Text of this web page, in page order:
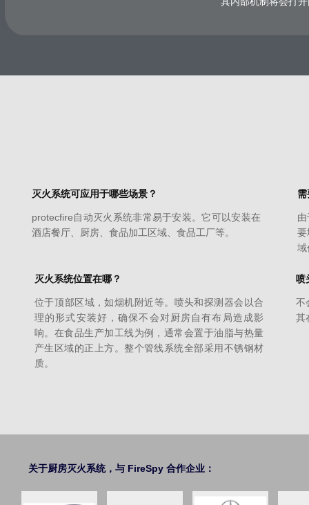
灭火系统位置在哪？
位于​​顶部区域，如烟机附近等。喷头和探测器会以合
理的形式安装好，确保不会对厨房自有布局造成影
响。在食品生产加工线为例，通常会置于油脂与热量
产生区域的正上方。整个管线系统全部采用不锈钢材
质。
要
域
灭火系统可应用于哪些场景？
protecfire自动灭火系统非常易于安装。它可以安装在
酒店餐厅、厨房、食品加工区域、食品工厂等。
喷
不
其
关于厨房灭火系统，与 FireSpy 合作企业：